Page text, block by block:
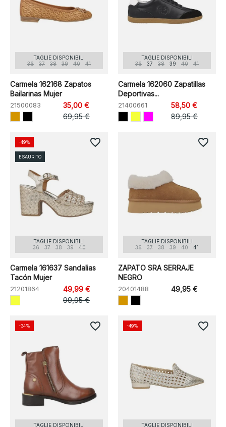
TAGLIE DISPONIBILI
36
37 38 39 40 41
Carmela 162168 Zapatos
Bailarinas Mujer
21500083
35,00 €
69,95 €
TAGLIE DISPONIBILI
36
37 38 39 40 41
Carmela 162060 Zapatillas
Deportivas...
21400661
58,50 €
89,95 €
TAGLIE DISPONIBILI
36
37 38 39 40
Carmela 161637 Sandalias
Tacón Mujer
21201864
49,99 €
99,95 €
-49%
ESAURITO
favorite_border
TAGLIE DISPONIBILI
36
37 38 39 40 41
ZAPATO SRA SERRAJE
NEGRO
20401488 49,95 €
favorite_border
TAGLIE DISPONIBILI
-34% favorite_border
TAGLIE DISPONIBILI
-49% favorite_border